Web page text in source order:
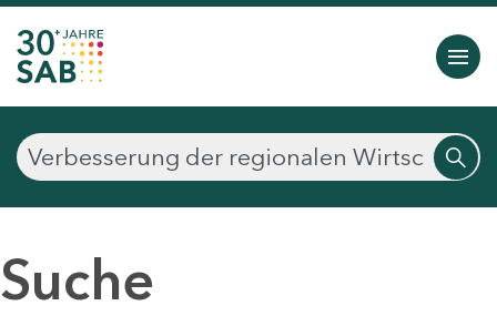
Suche